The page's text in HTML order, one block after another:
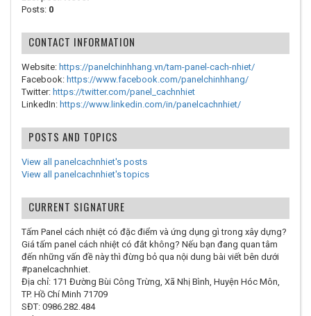
Posts: 0
CONTACT INFORMATION
Website: https://panelchinhhang.vn/tam-panel-cach-nhiet/
Facebook: https://www.facebook.com/panelchinhhang/
Twitter: https://twitter.com/panel_cachnhiet
LinkedIn: https://www.linkedin.com/in/panelcachnhiet/
POSTS AND TOPICS
View all panelcachnhiet's posts
View all panelcachnhiet's topics
CURRENT SIGNATURE
Tấm Panel cách nhiệt có đặc điểm và ứng dụng gì trong xây dựng?
Giá tấm panel cách nhiệt có đắt không? Nếu bạn đang quan tâm
đến những vấn đề này thì đừng bỏ qua nội dung bài viết bên dưới
#panelcachnhiet.
Địa chỉ: 171 Đường Bùi Công Trừng, Xã Nhị Bình, Huyện Hóc Môn,
TP. Hồ Chí Minh 71709
SĐT: 0986.282.484